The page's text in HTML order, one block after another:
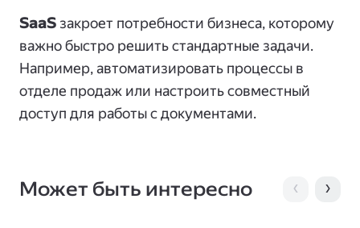
SaaS закроет потребности бизнеса, которому
важно быстро решить стандартные задачи.
Например, автоматизировать процессы в
отделе продаж или настроить совместный
доступ для работы с документами.
Может быть интересно